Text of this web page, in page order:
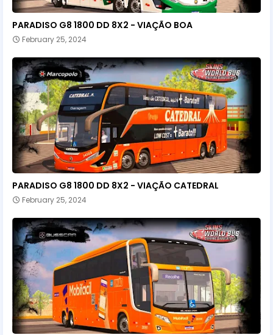
PARADISO G8 1800 DD 8X2 - VIAÇÃO BOA
February 25, 2024
PARADISO G8 1800 DD 8X2 - VIAÇÃO CATEDRAL
February 25, 2024